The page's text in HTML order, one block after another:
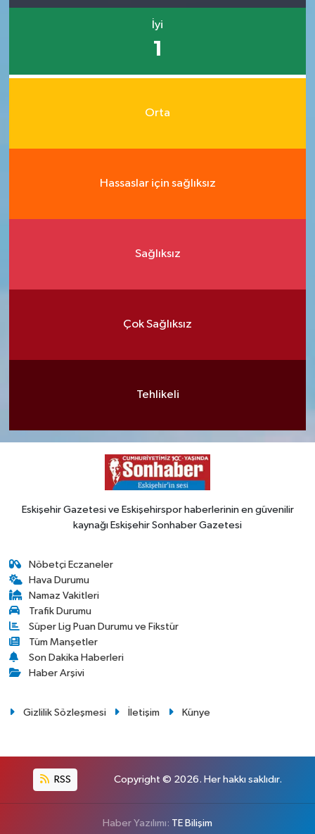
İyi
1
Orta
Hassaslar için sağlıksız
Sağlıksız
Çok Sağlıksız
Tehlikeli
Eskişehir Gazetesi ve Eskişehirspor haberlerinin en güvenilir
kaynağı Eskişehir Sonhaber Gazetesi
Nöbetçi Eczaneler
Hava Durumu
Namaz Vakitleri
Trafik Durumu
Süper Lig Puan Durumu ve Fikstür
Tüm Manşetler
Son Dakika Haberleri
Haber Arşivi
Gizlilik Sözleşmesi İletişim Künye
RSS Copyright © 2026. Her hakkı saklıdır.
Haber Yazılımı: TE Bilişim